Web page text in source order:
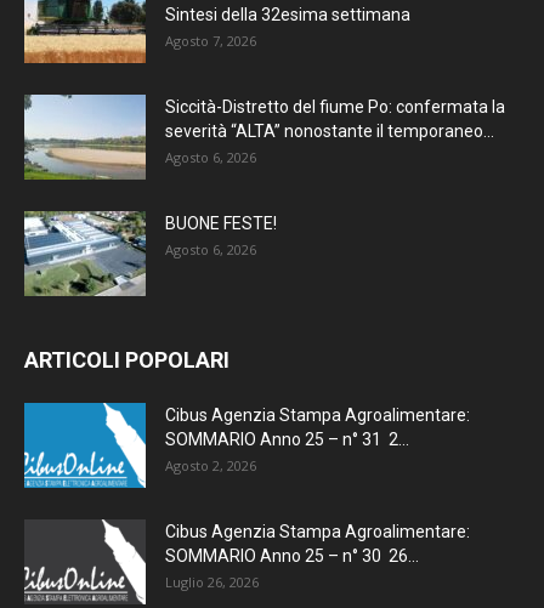
Sintesi della 32esima settimana
Agosto 7, 2026
Siccità-Distretto del fiume Po: confermata la
severità “ALTA” nonostante il temporaneo...
Agosto 6, 2026
BUONE FESTE!
Agosto 6, 2026
ARTICOLI POPOLARI
Cibus Agenzia Stampa Agroalimentare:
SOMMARIO Anno 25 – n° 31 2...
Agosto 2, 2026
Cibus Agenzia Stampa Agroalimentare:
SOMMARIO Anno 25 – n° 30 26...
Luglio 26, 2026